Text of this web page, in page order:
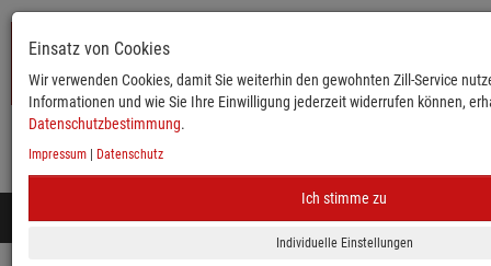
Toggle
Einsatz von Cookies
Wir verwenden Cookies, damit Sie weiterhin den gewohnten Zill-Service
Informationen und wie Sie Ihre Einwilligung jederzeit widerrufen können,
Datenschutzbestimmung.
Impressum Datenschutz
Ich stimme zu